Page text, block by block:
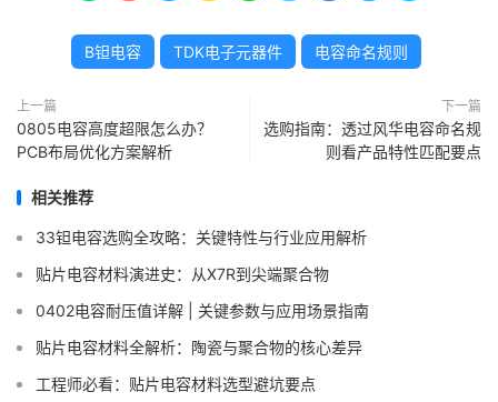
B钽电容 TDK电子元器件 电容命名规则
上一篇
0805电容高度超限怎么办？
PCB布局优化方案解析
下一篇
选购指南：透过风华电容命名规
则看产品特性匹配要点
相关推荐
33钽电容选购全攻略：关键特性与行业应用解析
贴片电容材料演进史：从X7R到尖端聚合物
0402电容耐压值详解 | 关键参数与应用场景指南
贴片电容材料全解析：陶瓷与聚合物的核心差异
工程师必看：贴片电容材料选型避坑要点